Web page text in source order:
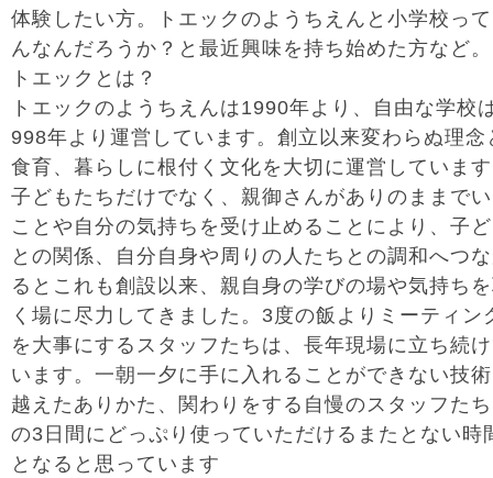
体験したい方。トエックのようちえんと小学校っ
んなんだろうか？と最近興味を持ち始めた方など。
トエックとは？
トエックのようちえんは1990年より、自由な学校
998年より運営しています。創立以来変わらぬ理念
食育、暮らしに根付く文化を大切に運営していま
子どもたちだけでなく、親御さんがありのままで
ことや自分の気持ちを受け止めることにより、子
との関係、自分自身や周りの人たちとの調和へつ
るとこれも創設以来、親自身の学びの場や気持ち
く場に尽力してきました。3度の飯よりミーティン
を大事にするスタッフたちは、長年現場に立ち続
います。一朝一夕に手に入れることができない技
越えたありかた、関わりをする自慢のスタッフた
の3日間にどっぷり使っていただけるまたとない時
となると思っています